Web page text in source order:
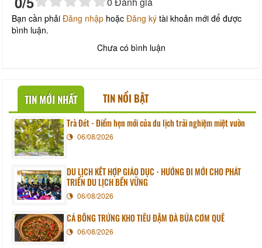
Bạn cần phải Đăng nhập hoặc Đăng ký tài khoản mới để được
bình luận.
Chưa có bình luận
TIN MỚI NHẤT TIN NỔI BẬT
Trà Đét - Điểm hẹn mới của du lịch trải nghiệm miệt vườn
06/08/2026
DU LỊCH KẾT HỢP GIÁO DỤC - HƯỚNG ĐI MỚI CHO PHÁT
TRIỂN DU LỊCH BỀN VỮNG
06/08/2026
CÁ BỐNG TRỨNG KHO TIÊU ĐẬM ĐÀ BỮA CƠM QUÊ
06/08/2026